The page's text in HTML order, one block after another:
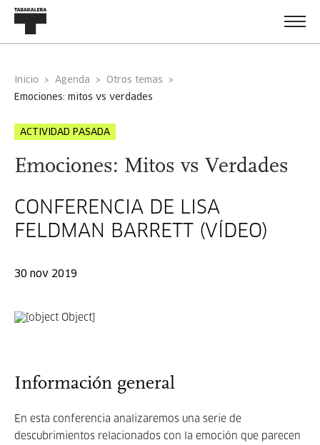
Inicio Agenda
Otros temas
emociones: mitos vs verdades
ACTIVIDAD PASADA
Emociones: Mitos vs Verdades
CONFERENCIA DE LISA
FELDMAN BARRETT (VÍDEO)
30 nov 2019
Información general
En esta conferencia analizaremos una serie de
descubrimientos relacionados con la emoción que parecen